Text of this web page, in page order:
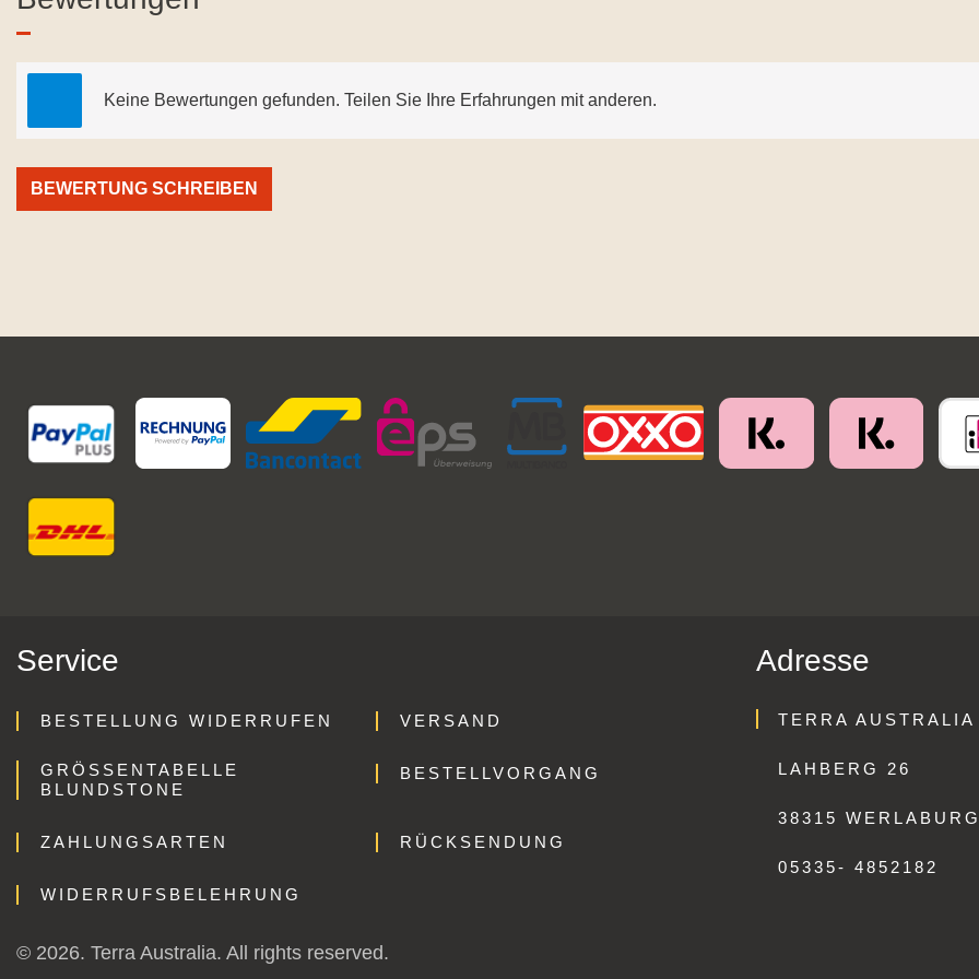
Keine Bewertungen gefunden. Teilen Sie Ihre Erfahrungen mit anderen.
BEWERTUNG SCHREIBEN
Service
BESTELLUNG WIDERRUFEN VERSAND
GRÖSSENTABELLE B
LUNDSTONE
BESTELLVORGANG
ZAHLUNGSARTEN RÜCKSENDUNG
WIDERRUFSBELEHRUNG
Adresse
TERRA AUSTRALIA
LAHBERG 26
38315
05335- 4852182
© 2026. Terra Australia. All rights reserved.